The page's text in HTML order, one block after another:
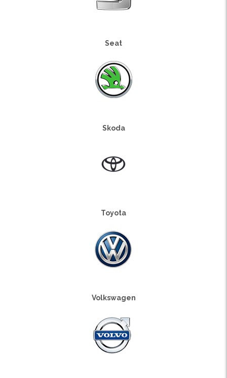
Seat
Skoda
Toyota
Volkswagen